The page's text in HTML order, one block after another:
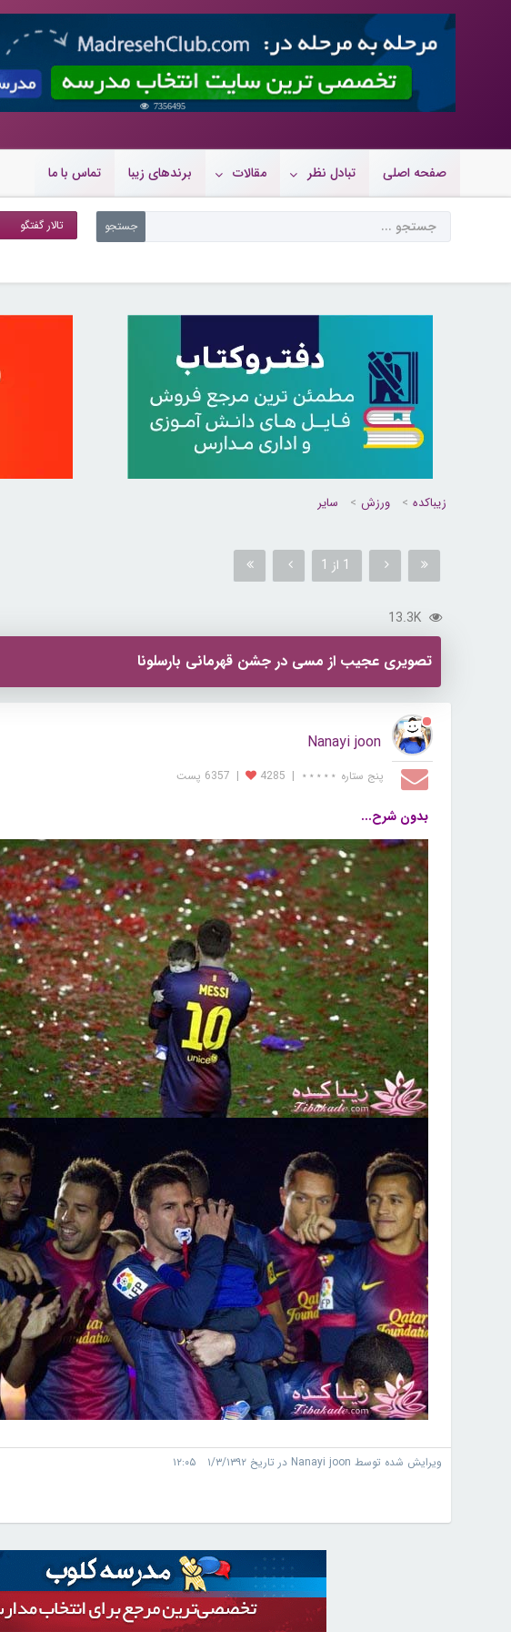
7356495
صفحه اصلی تبادل نظر مقالات برندهای زیبا تماس با ما
زیباکده ورزش سایر
1 از 1
13.3K
تصویری عجیب از مسی در جشن قهرمانی بارسلونا
Nanayi joon
پنج ستاره ⋆⋆⋆⋆⋆ |
4285
| 6357 پست
بدون شرح...
ویرایش شده توسط Nanayi joon در تاریخ ۱/۳/۱۳۹۲ ۱۲:۰۵